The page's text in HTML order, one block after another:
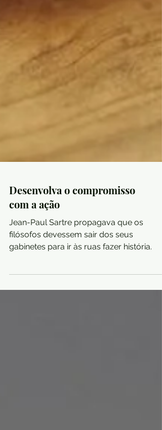
Desenvolva o compromisso
com a ação
Jean-Paul Sartre propagava que os
filósofos devessem sair dos seus